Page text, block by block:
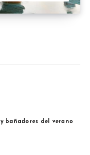
bañadores del verano